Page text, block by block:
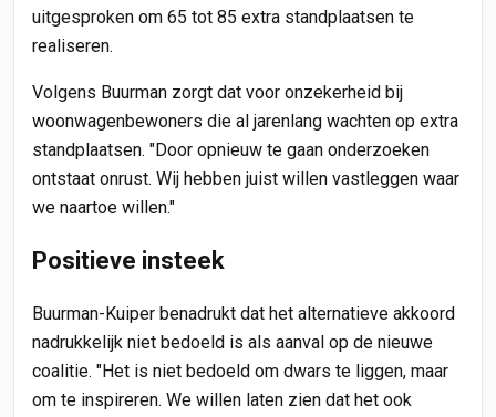
uitgesproken om 65 tot 85 extra standplaatsen te
realiseren.
Volgens Buurman zorgt dat voor onzekerheid bij
woonwagenbewoners die al jarenlang wachten op extra
standplaatsen. "Door opnieuw te gaan onderzoeken
ontstaat onrust. Wij hebben juist willen vastleggen waar
we naartoe willen."
Positieve insteek
Buurman-Kuiper benadrukt dat het alternatieve akkoord
nadrukkelijk niet bedoeld is als aanval op de nieuwe
coalitie. "Het is niet bedoeld om dwars te liggen, maar
om te inspireren. We willen laten zien dat het ook